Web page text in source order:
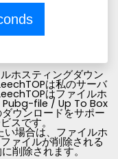
ホスティングダウン
は私のサーバ
はファイルホ
file / Up To Box
ウンロードをサポー
スです。
い場合は、ファイルホ
ァイルが削除される
削除されます。